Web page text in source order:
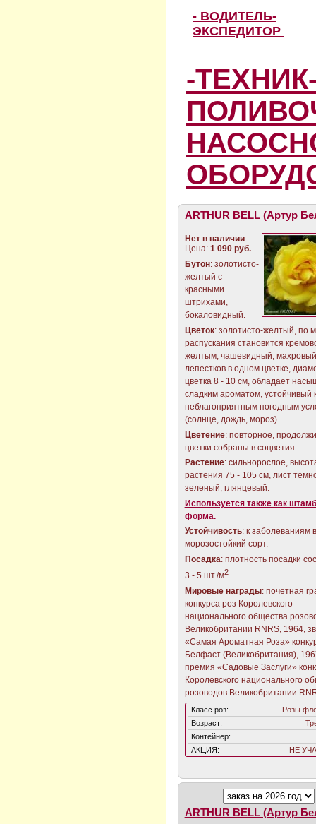
- ВОДИТЕЛЬ-
ЭКСПЕДИТОР
-
ARTHUR BELL (Артур
Нет в наличии
Цена: 1 090 руб.
Бутон: золотисто-
желтый с
красными
штрихами,
бокаловидный.
Цветок: золотисто-желтый, по
распускания становится
желтым, чашевидный,
лепестков в одном цветке,
цветка 8 - 10 см, обладает
сладким ароматом, устойчивый
неблагоприятным погодным
(солнце, дождь, мороз).
Цветение: повторное,
цветки собраны в соцветия.
Растение: сильнорослое,
растения 75 - 105 см, лист
зеленый, глянцевый.
Используется также как
форма.
Устойчивость: к заболеваниям
морозостойкий сорт.
Посадка: плотность посадки
3 - 5 шт./м2.
Мировые награды: почетная
конкурса роз Королевского
национального общества
Великобритании RNRS, 1964,
«Самая Ароматная Роза»
Белфаст (Великобритания),
премия «Садовые Заслуги»
Королевского национального
розоводов Великобритании
Класс роз:
Розы
Возраст:
Контейнер:
АКЦИЯ:
НЕ
ARTHUR BELL (Артур